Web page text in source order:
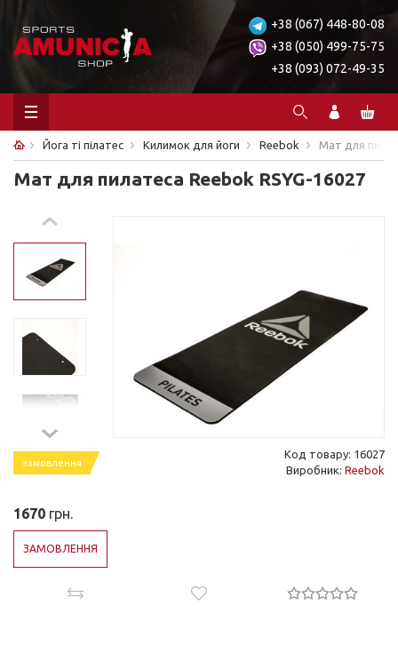
+38 (067) 448-80-08
+38 (050) 499-75-75
+38 (093) 072-49-35
Йога ті пілатес Килимок для йоги Reebok Мат для
Мат для пилатеса Reebok RSYG-16027
замовлення
Код товару: 16027
Виробник: Reebok
1670 грн.
ЗАМОВЛЕННЯ